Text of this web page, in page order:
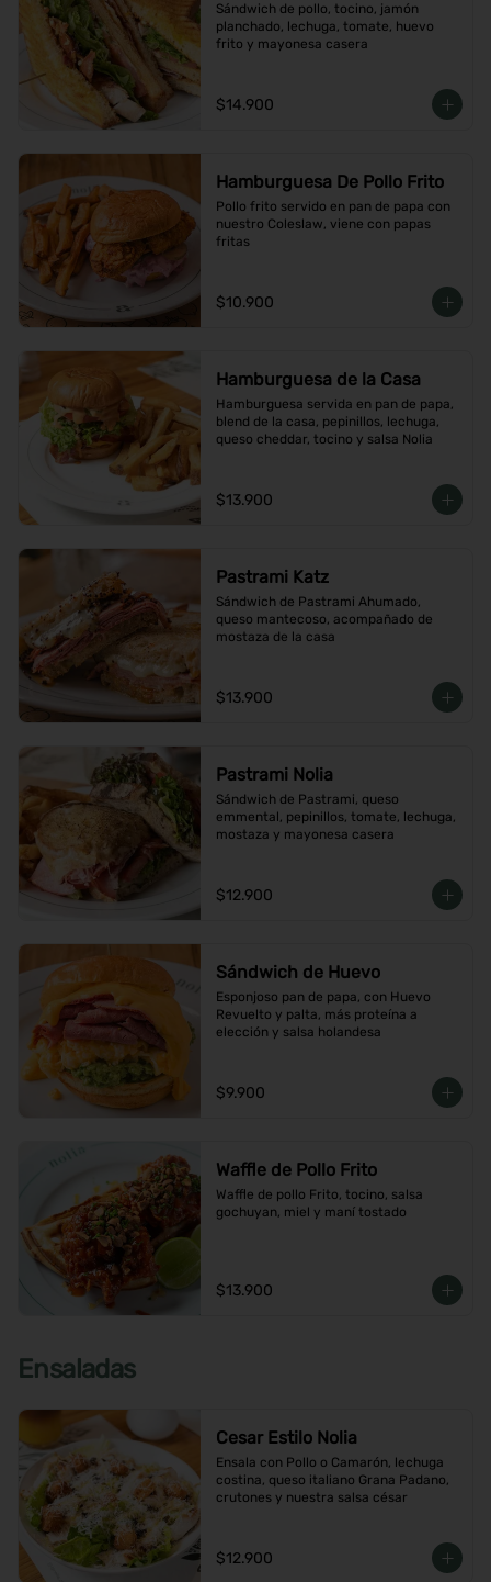
Sándwich de pollo, tocino, jamón
planchado, lechuga, tomate, huevo
frito y mayonesa casera
$14.900
Hamburguesa De Pollo Frito
Pollo frito servido en pan de papa con
nuestro Coleslaw, viene con papas
fritas
$10.900
Hamburguesa de la Casa
Hamburguesa servida en pan de papa,
blend de la casa, pepinillos, lechuga,
queso cheddar, tocino y salsa Nolia
$13.900
Pastrami Katz
Sándwich de Pastrami Ahumado,
queso mantecoso, acompañado de
mostaza de la casa
$13.900
Pastrami Nolia
Sándwich de Pastrami, queso
emmental, pepinillos, tomate, lechuga,
mostaza y mayonesa casera
$12.900
Sándwich de Huevo
Esponjoso pan de papa, con Huevo
Revuelto y palta, más proteína a
elección y salsa holandesa
$9.900
Waffle de Pollo Frito
Waffle de pollo Frito, tocino, salsa
gochuyan, miel y maní tostado
$13.900
Ensaladas
Cesar Estilo Nolia
Ensala con Pollo o Camarón, lechuga
costina, queso italiano Grana Padano,
crutones y nuestra salsa césar
$12.900